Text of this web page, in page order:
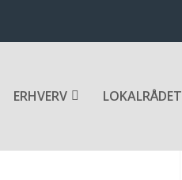
ERHVERV LOKALRÅDET